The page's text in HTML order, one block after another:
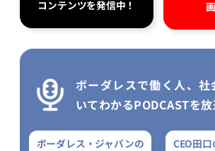
コンテンツを発信中！
ボーダレスで働く人、社
いてわかるPODCASTを
ボーダレス・ジャパンの
CEO田